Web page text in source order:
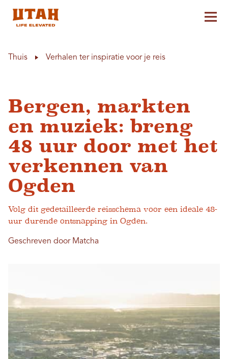
Thuis Verhalen ter inspiratie voor je reis
Bergen, markten
en muziek: breng
48 uur door met het
verkennen van
Ogden
Volg dit gedetailleerde reisschema voor een ideale 48-
uur durende ontsnapping in Ogden.
Geschreven door Matcha